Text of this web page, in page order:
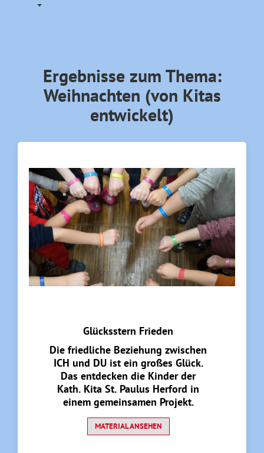
Ergebnisse zum Thema:
Weihnachten (von Kitas
entwickelt)
Glücksstern Frieden
Die friedliche Beziehung zwischen
ICH und DU ist ein großes Glück.
Das entdecken die Kinder der
Kath. Kita St. Paulus Herford in
einem gemeinsamen Projekt.
MATERIAL ANSEHEN